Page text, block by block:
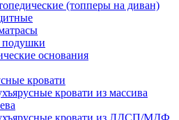
(топперы на диван)
подушки
основания
кровати
кровати из массива
кровати из ЛДСП/МДФ